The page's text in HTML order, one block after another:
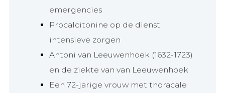
emergencies
Procalcitonine op de dienst
intensieve zorgen
Antoni van Leeuwenhoek (1632-1723)
en de ziekte van van Leeuwenhoek
Een 72-jarige vrouw met thoracale